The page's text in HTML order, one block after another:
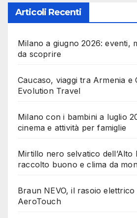
Articoli Recenti
Milano a giugno 2026: eventi,
da scoprire
Caucaso, viaggi tra Armenia e
Evolution Travel
Milano con i bambini a luglio
cinema e attività per famiglie
Mirtillo nero selvatico dell’Alto
raccolto buono e clima da
Braun NEVO, il rasoio
AeroTouch